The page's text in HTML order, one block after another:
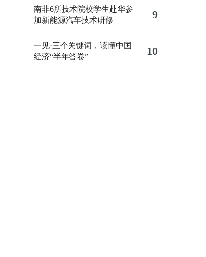
南非6所技术院校学生赴华参
加新能源汽车技术研修
9
一见·三个关键词，读懂中国
经济“半年答卷”
10